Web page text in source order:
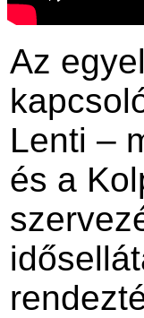
Az
Lenti –
és a